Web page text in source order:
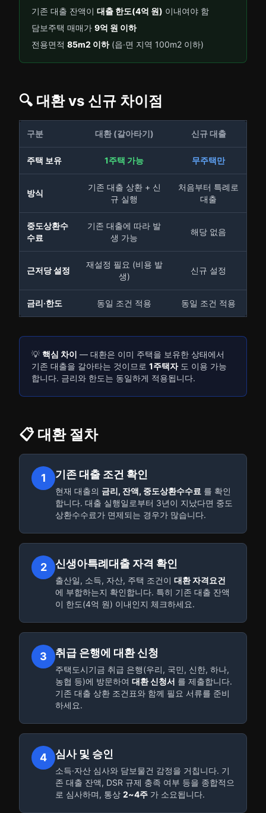
기존 대출 잔액이 대출 한도(4억 원) 이내여야 함
담보주택 매매가 9억 원 이하
전용면적 85m2 이하(읍·면 지역 100m2 이하)
🔍 대환 vs 신규 차이점
구분 대환 (갈아타기) 신규 대출
주택 보유 1주택 가능 무주택만
방식
기존 대출 상환 + 신
규 실행
처음부터 특례로
대출
중도상환수
수료
기존 대출에 따라 발
생 가능
해당 없음
근저당 설정
재설정 필요 (비용 발
생)
신규 설정
금리·한도 동일 조건 적용 동일 조건 적용
💡 핵심 차이 — 대환은 이미 주택을 보유한 상태에서
기존 대출을 갈아타는 것이므로 1주택자도 이용 가능
합니다. 금리와 한도는 동일하게 적용됩니다.
📋 대환 절차
1 기존 대출 조건 확인
현재 대출의 금리, 잔액, 중도상환수수료 를 확인
합니다. 대출 실행일로부터 3년이 지났다면 중도
상환수수료가 면제되는 경우가 많습니다.
2 신생아특례대출 자격 확인
출산일, 소득, 자산, 주택 조건이 대환 자격요건
에 부합하는지 확인합니다. 특히 기존 대출 잔액
이 한도(4억 원) 이내인지 체크하세요.
3 취급 은행에 대환 신청
주택도시기금 취급 은행(우리, 국민, 신한, 하나,
농협 등)에 방문하여 대환 신청서 를 제출합니다.
기존 대출 상환 조건표와 함께 필요 서류를 준비
하세요.
4 심사 및 승인
소득·자산 심사와 담보물건 감정을 거칩니다. 기
존 대출 잔액, DSR 규제 충족 여부 등을 종합적으
로 심사하며, 통상 2~4주 가 소요됩니다.